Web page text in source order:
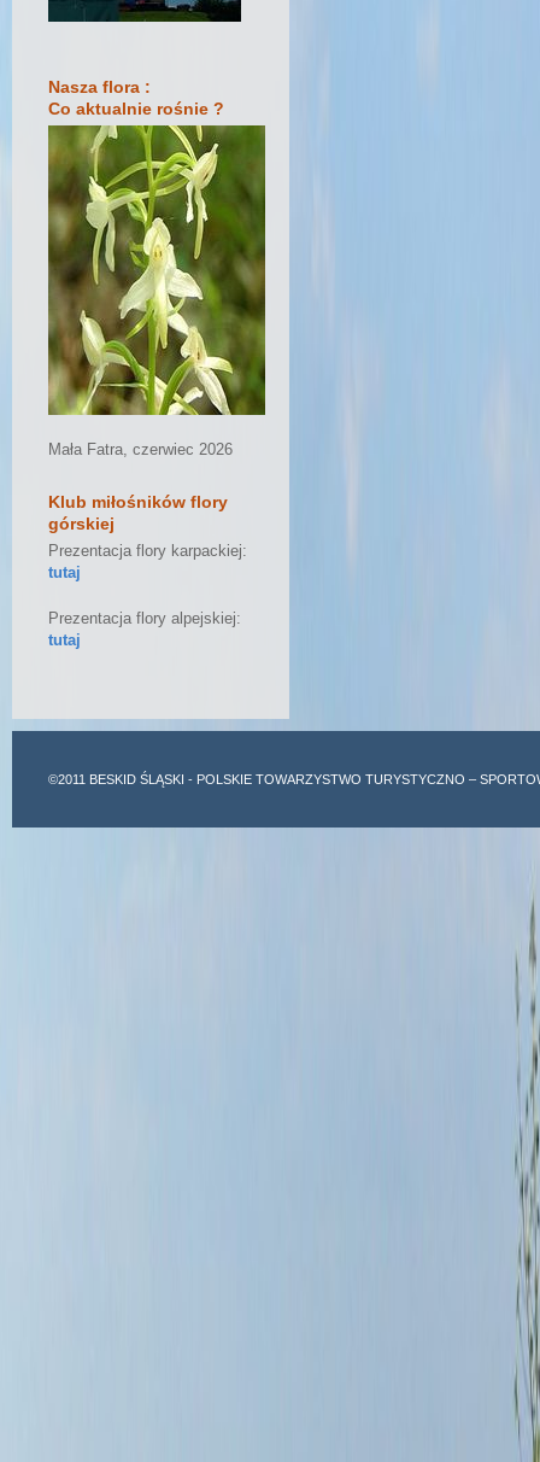
Nasza flora :
Co aktualnie rośnie ?
Mała Fatra, czerwiec 2026
Klub miłośników flory
górskiej
Prezentacja flory karpackiej:
tutaj
Prezentacja flory alpejskiej:
tutaj
©2011 BESKID ŚLĄSKI - POLSKIE TOWARZYSTWO TURYSTYCZNO –